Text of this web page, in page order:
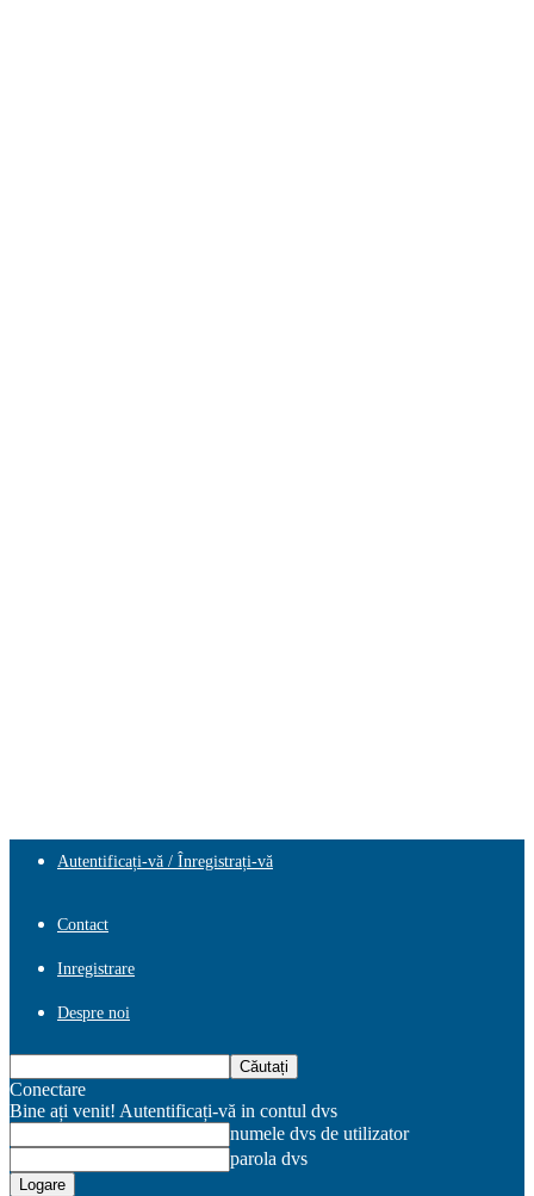
Autentificați-vă / Înregistrați-vă
Contact
Inregistrare
Despre noi
Conectare
Bine ați venit! Autentificați-vă in contul dvs
numele dvs de utilizator
parola dvs